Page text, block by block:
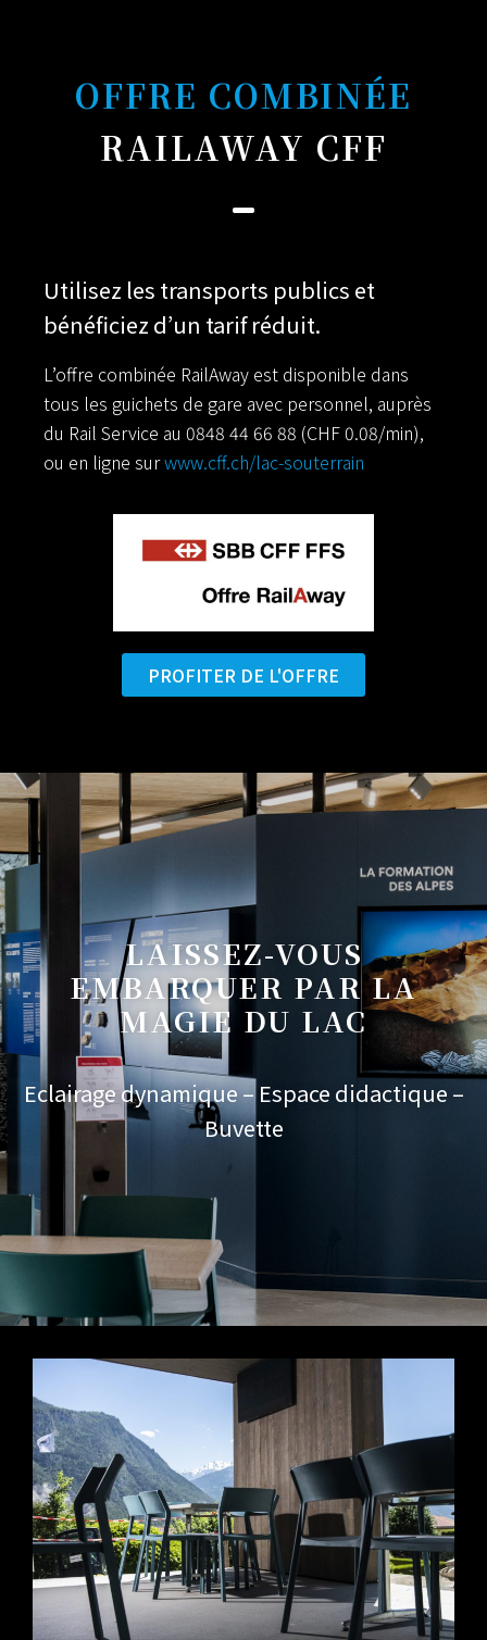
OFFRE COMBINÉE
RAILAWAY CFF
Utilisez les transports publics et
bénéficiez d’un tarif réduit.
L’offre combinée RailAway est disponible dans
tous les guichets de gare avec personnel, auprès
du Rail Service au 0848 44 66 88 (CHF 0.08/min),
ou en ligne surwww.cff.ch/lac-souterrain
PROFITER DE L'OFFRE
LAISSEZ-VOUS
EMBARQUER PAR LA
MAGIE DU LAC
Eclairage dynamique – Espace didactique –
Buvette